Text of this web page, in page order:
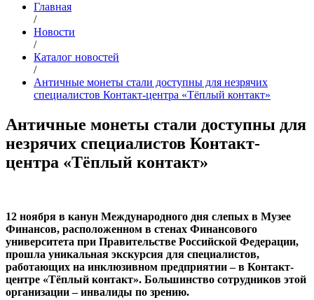
Главная
/
Новости
/
Каталог новостей
/
Античные монеты стали доступны для незрячих
специалистов Контакт-центра «Тёплый контакт»
Античные монеты стали доступны для
незрячих специалистов Контакт-
центра «Тёплый контакт»
12 ноября в канун Международного дня слепых в Музее
Финансов, расположенном в стенах Финансового
университета при Правительстве Российской Федерации,
прошла уникальная экскурсия для специалистов,
работающих на инклюзивном предприятии – в Контакт-
центре «Тёплый контакт». Большинство сотрудников этой
организации – инвалиды по зрению.